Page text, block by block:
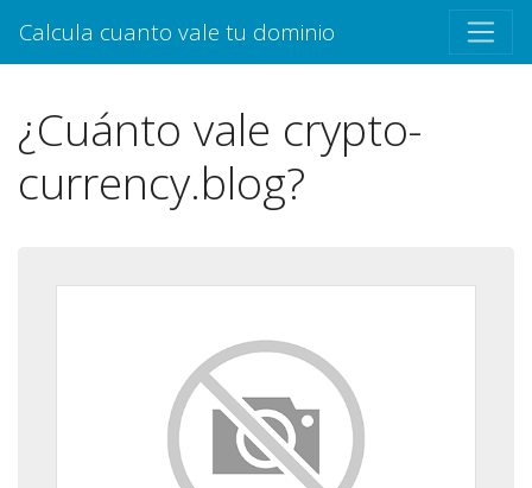
Calcula cuanto vale tu dominio
¿Cuánto vale crypto-
currency.blog?